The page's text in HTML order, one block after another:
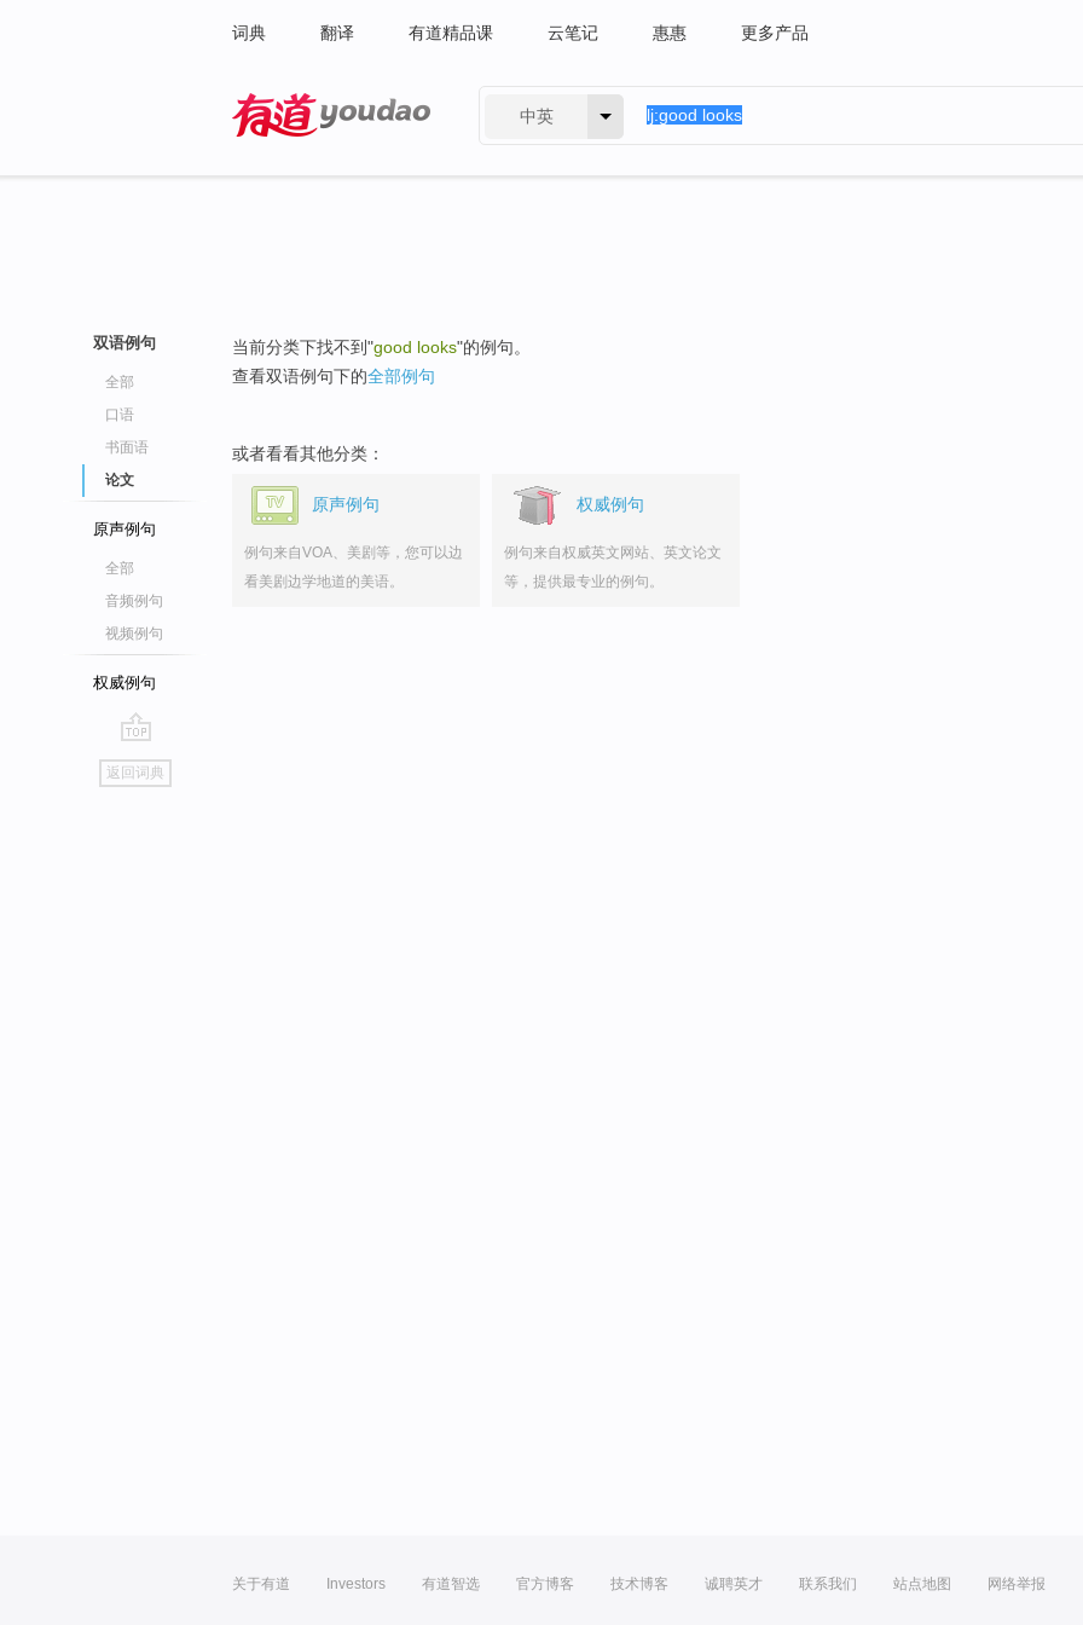
词典 翻译 有道精品课 云笔记 惠惠 更多产品
中英
双语例句
全部
口语
书面语
论文
原声例句
全部
音频例句
视频例句
权威例句
go
top
返回词典
当前分类下找不到"good looks"的例句。
查看双语例句下的全部例句
或者看看其他分类：
原声例句
例句来自VOA、美剧等，您可以边
看美剧边学地道的美语。
权威例句
例句来自权威英文网站、英文论文
等，提供最专业的例句。
关于有道 Investors 有道智选 官方博客 技术博客 诚聘英才 联系我们 站点地图 网络举报